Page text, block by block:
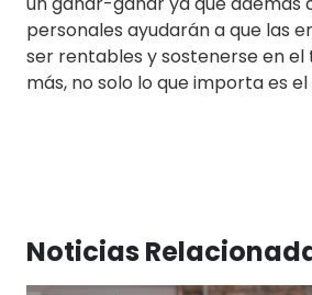
personales ayudarán a que las
ser rentables y sostenerse en el
más, no solo lo que importa es el
Noticias